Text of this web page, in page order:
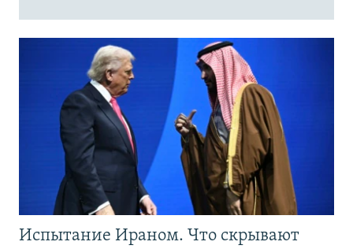
Испытание Ираном. Что скрывают